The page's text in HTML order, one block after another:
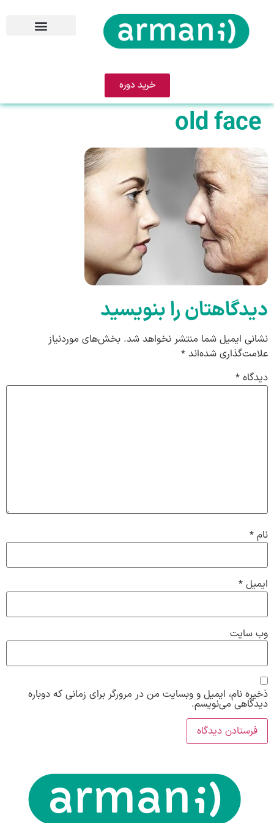
خرید دوره
old face
دیدگاهتان را بنویسید
نشانی ایمیل شما منتشر نخواهد شد. بخش‌های موردنیاز
علامت‌گذاری شده‌اند *
دیدگاه *
نام *
ایمیل *
وب‌ سایت
ذخیره نام، ایمیل و وبسایت من در مرورگر برای زمانی که دوباره
دیدگاهی می‌نویسم.